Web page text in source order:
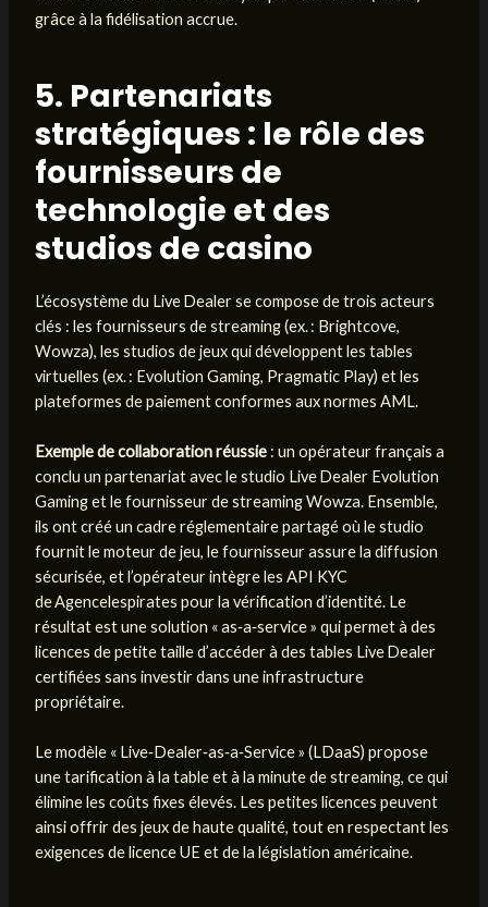
grâce à la fidélisation accrue.
5. Partenariats
stratégiques : le rôle des
fournisseurs de
technologie et des
studios de casino
L’écosystème du Live Dealer se compose de trois acteurs
clés : les fournisseurs de streaming (ex. : Brightcove,
Wowza), les studios de jeux qui développent les tables
virtuelles (ex. : Evolution Gaming, Pragmatic Play) et les
plateformes de paiement conformes aux normes AML.
Exemple de collaboration réussie: un opérateur français a
conclu un partenariat avec le studio Live Dealer Evolution
Gaming et le fournisseur de streaming Wowza. Ensemble,
ils ont créé un cadre réglementaire partagé où le studio
fournit le moteur de jeu, le fournisseur assure la diffusion
sécurisée, et l’opérateur intègre les API KYC
de Agencelespirates pour la vérification d’identité. Le
résultat est une solution « as‑a‑service » qui permet à des
licences de petite taille d’accéder à des tables Live Dealer
certifiées sans investir dans une infrastructure
propriétaire.
Le modèle « Live‑Dealer‑as‑a‑Service » (LDaaS) propose
une tarification à la table et à la minute de streaming, ce qui
élimine les coûts fixes élevés. Les petites licences peuvent
ainsi offrir des jeux de haute qualité, tout en respectant les
exigences de licence UE et de la législation américaine.